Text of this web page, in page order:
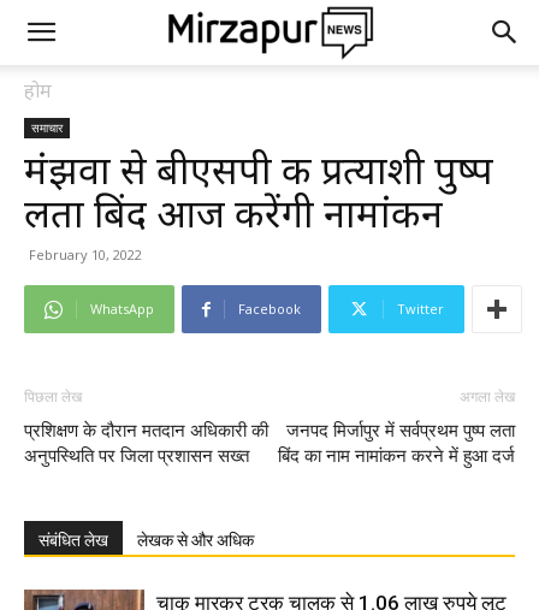
होम
समाचार
मंझवा से बीएसपी की प्रत्याशी पुष्प
लता बिंद आज करेंगी नामांकन
February 10, 2022
WhatsApp Facebook Twitter
पिछला लेख
प्रशिक्षण के दौरान मतदान अधिकारी की
अनुपस्थिति पर जिला प्रशासन सख्त
अगला लेख
जनपद मिर्जापुर में सर्वप्रथम पुष्प लता
बिंद का नाम नामांकन करने में हुआ दर्ज
संबंधित लेख लेखक से और अधिक
चाकू मारकर ट्रक चालक से 1.06 लाख रुपये लूट